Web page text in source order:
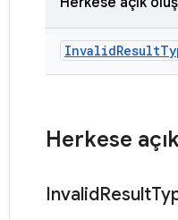
InvalidResult
Herkese
InvalidResult